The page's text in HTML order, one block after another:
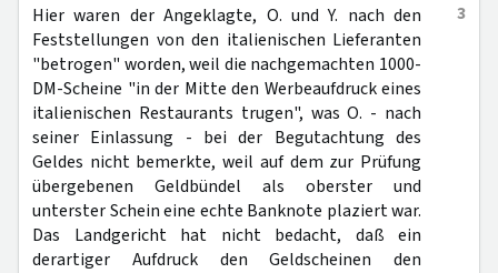
3
Hier waren der Angeklagte, O. und Y. nach den
Feststellungen von den italienischen Lieferanten
"betrogen" worden, weil die nachgemachten 1000-
DM-Scheine "in der Mitte den Werbeaufdruck eines
italienischen Restaurants trugen", was O. - nach
seiner Einlassung - bei der Begutachtung des
Geldes nicht bemerkte, weil auf dem zur Prüfung
übergebenen Geldbündel als oberster und
unterster Schein eine echte Banknote plaziert war.
Das Landgericht hat nicht bedacht, daß ein
derartiger Aufdruck den Geldscheinen den